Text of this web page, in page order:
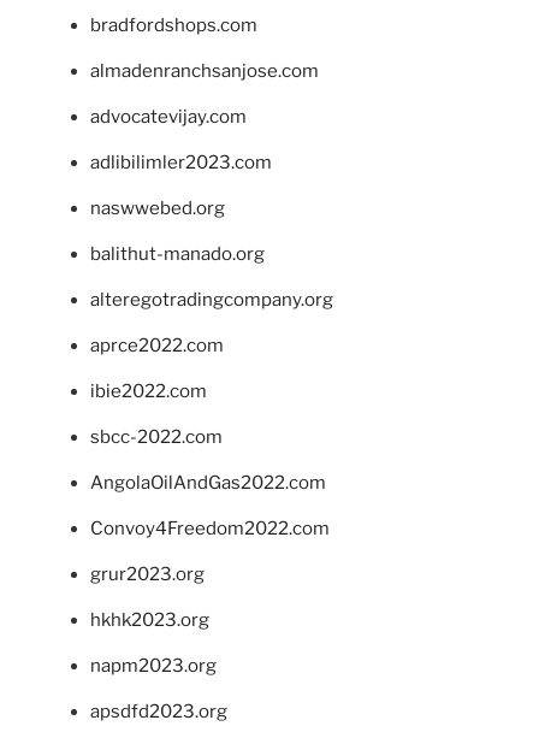
bradfordshops.com
almadenranchsanjose.com
advocatevijay.com
adlibilimler2023.com
naswwebed.org
balithut-manado.org
alteregotradingcompany.org
aprce2022.com
ibie2022.com
sbcc-2022.com
AngolaOilAndGas2022.com
Convoy4Freedom2022.com
grur2023.org
hkhk2023.org
napm2023.org
apsdfd2023.org